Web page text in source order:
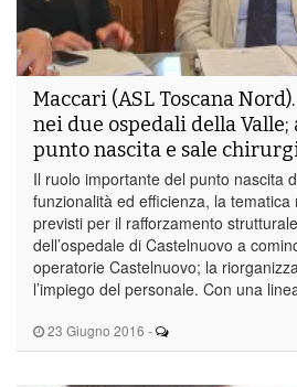
23 Giugno 2016 -
Maccari (ASL Toscana
nei due ospedali della
punto nascita e sale
Il ruolo importante del punto nascita
funzionalità ed efficienza, la
previsti per il rafforzamento
dell’ospedale di Castelnuovo a
operatorie Castelnuovo; la
l’impiego del personale. Con una